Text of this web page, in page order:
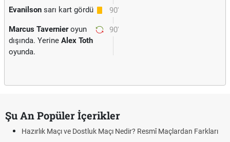
90'
Evanilson sarı kart gördü
90'
Marcus Tavernieroyun
dışında. Yerine Alex Toth
oyunda.
Şu An Popüler İçerikler
Hazırlık Maçı ve Dostluk Maçı Nedir? Resmî Maçlardan Farkları